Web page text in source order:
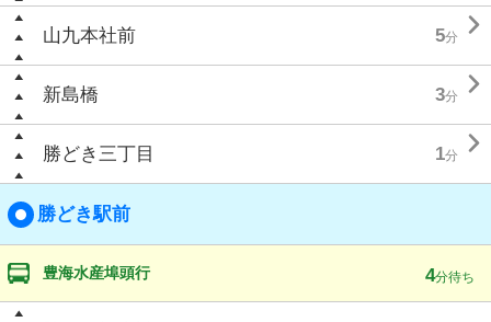
山九本社前 5分 
新島橋 3分 
勝どき三丁目 1分 
勝どき駅前
豊海水産埠頭行 4分待ち